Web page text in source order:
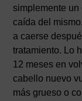
simplemente
caída del
a caerse
tratamiento. Lo
12 meses en
cabello nuevo
más grueso o